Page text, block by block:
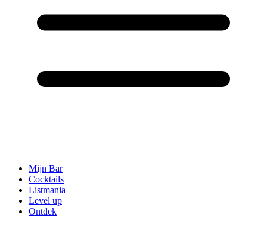
Mijn Bar
Cocktails
Listmania
Level up
Ontdek